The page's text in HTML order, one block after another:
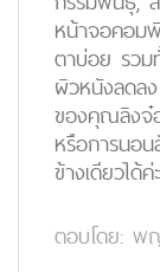
หน้าจอคอม
ตาบ่อย รวม
ผิวหนังลดล
ของคุณลิงจ๋
หรือการนอ
ข้างเดียวได้ค่ะ
ตอบโดย: พ